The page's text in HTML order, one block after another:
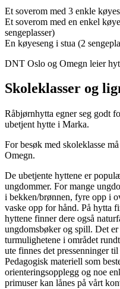
Et soverom med 3 enkle
Et soverom med en enkel
sengeplasser)
En køyeseng i stua (2
DNT Oslo og Omegn leier
Skoleklasser og
Råbjørnhytta egner seg godt
ubetjent hytte i Marka.
For besøk med skoleklasse
Omegn.
De ubetjente hyttene er
ungdommer. For mange
i bekken/brønnen, fyre opp i
vaske opp for hånd. På hytta
hyttene finner dere også
ungdomsbøker og spill. Det
turmulighetene i området
ute finnes det pressenninger
Pedagogisk materiell som
orienteringsopplegg og noe
primuser kan lånes på vårt